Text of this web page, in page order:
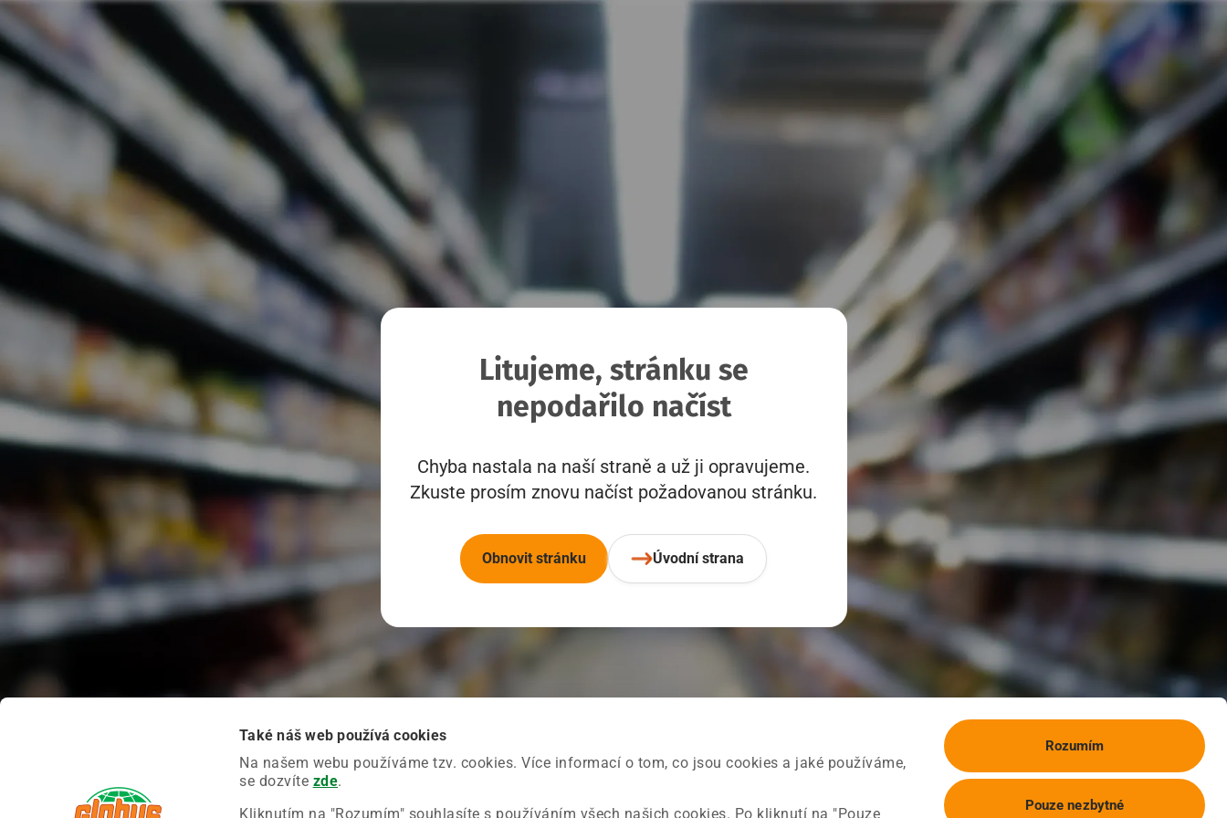
Také náš web používá cookies
Na našem webu používáme tzv. cookies. Více informací o tom, co jsou cookies a jaké používáme,
se dozvíte zde.
Kliknutím na "Rozumím" souhlasíte s používáním všech našich cookies. Po kliknutí na "Pouze
Rozumím
Pouze nezbytné
Litujeme, stránku se
nepodařilo načíst
Chyba nastala na naší straně a už ji opravujeme.
Zkuste prosím znovu načíst požadovanou stránku.
Obnovit stránku Úvodní strana